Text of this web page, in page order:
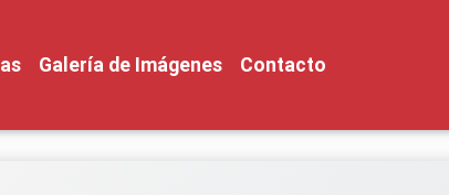
Galería de Imágenes Contacto